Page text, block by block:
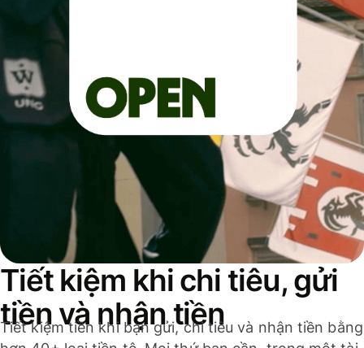
Tiết kiệm khi chi tiêu, gửi
tiền và nhận tiền
Tiết kiệm tiền khi bạn gửi, chi tiêu và nhận tiền bằng